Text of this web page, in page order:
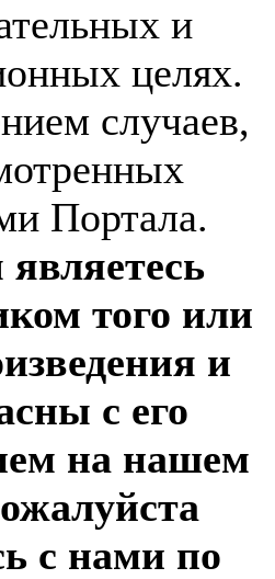
и
целях.
случаев,
Портала.
того или
и
с его
на нашем
с нами по